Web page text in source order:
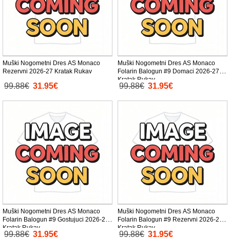
Muški Nogometni Dres AS Monaco
Rezervni 2026-27 Kratak Rukav
99.88€ 31.95€
Muški Nogometni Dres AS Monaco
Folarin Balogun #9 Domaci 2026-27
Kratak Rukav
99.88€ 31.95€
Muški Nogometni Dres AS Monaco
Folarin Balogun #9 Gostujuci 2026-27
Kratak Rukav
99.88€ 31.95€
Muški Nogometni Dres AS Monaco
Folarin Balogun #9 Rezervni 2026-27
Kratak Rukav
99.88€ 31.95€